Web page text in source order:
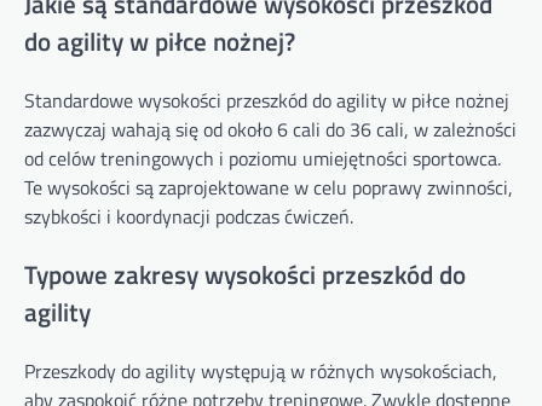
do agility w piłce nożnej?
Standardowe wysokości przeszkód do agility w piłce nożnej
zazwyczaj wahają się od około 6 cali do 36 cali, w zależności
od celów treningowych i poziomu umiejętności sportowca.
Te wysokości są zaprojektowane w celu poprawy zwinności,
szybkości i koordynacji podczas ćwiczeń.
Typowe zakresy wysokości przeszkód do
agility
Przeszkody do agility występują w różnych wysokościach,
aby zaspokoić różne potrzeby treningowe. Zwykle dostępne